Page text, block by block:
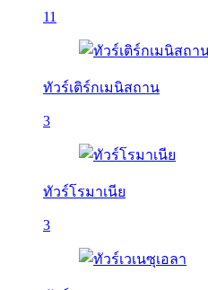
11
ทัวร์เติร์กเมนิสถาน
3
ทัวร์โรมาเนีย
3